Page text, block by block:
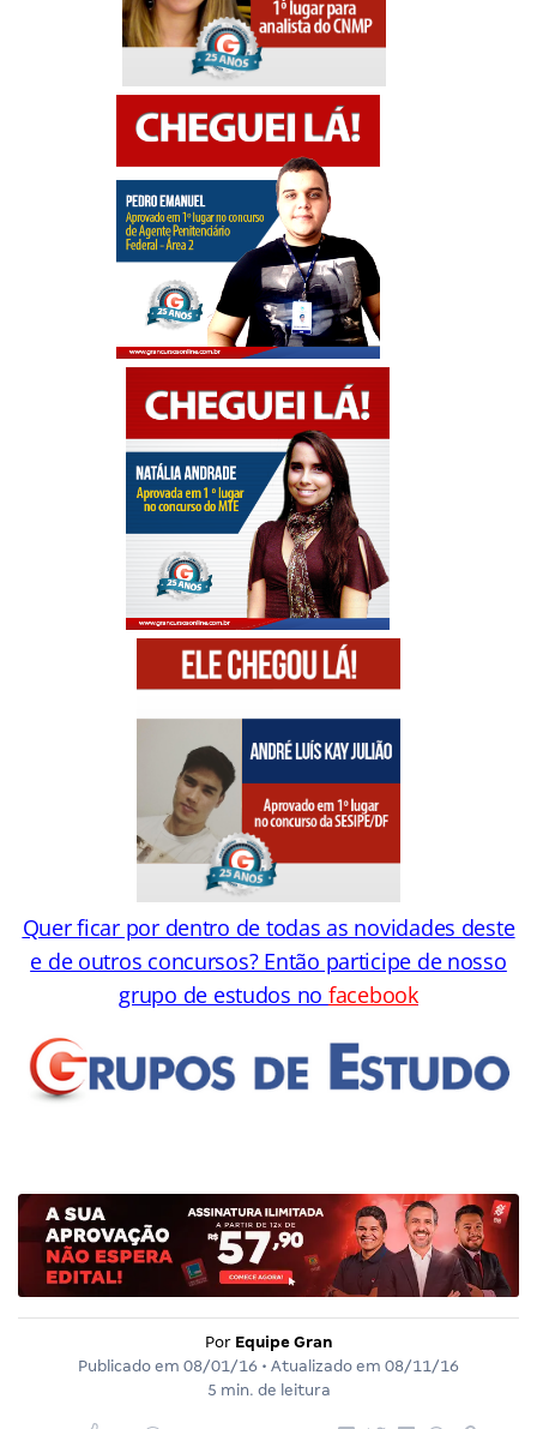
Quer ficar por dentro de todas as novidades deste
e de outros concursos? Então participe de nosso
grupo de estudos nofacebook